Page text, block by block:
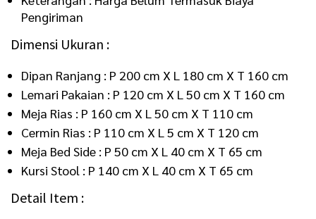
Pengiriman
Dimensi Ukuran :
Dipan Ranjang : P 200 cm X L 180 cm X T 160 cm
Lemari Pakaian : P 120 cm X L 50 cm X T 160 cm
Meja Rias : P 160 cm X L 50 cm X T 110 cm
Cermin Rias : P 110 cm X L 5 cm X T 120 cm
Meja Bed Side : P 50 cm X L 40 cm X T 65 cm
Kursi Stool : P 140 cm X L 40 cm X T 65 cm
Detail Item :